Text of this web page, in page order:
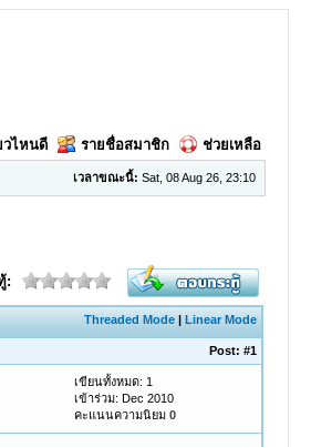
วไหนดี รายชื่อสมาชิก ช่วยเหลือ
เวลาขณะนี้: Sat, 08 Aug 26, 23:10
:
Threaded Mode |Linear Mode
Post:#1
เขียนทั้งหมด: 1
เข้าร่วม: Dec 2010
คะแนนความนิยม0